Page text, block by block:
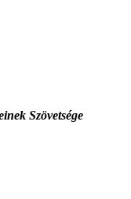
Szövetsége